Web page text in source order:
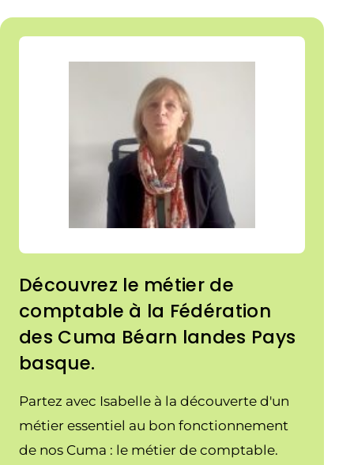
Découvrez le métier de
comptable à la Fédération
des Cuma Béarn landes Pays
basque.
Partez avec Isabelle à la découverte d'un
métier essentiel au bon fonctionnement
de nos Cuma : le métier de comptable.